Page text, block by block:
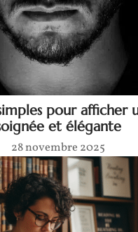
pour afficher
et élégante
28 novembre 2025